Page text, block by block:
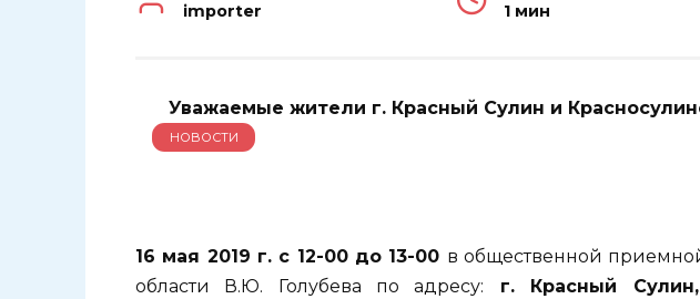
importer 1 мин
Уважаемые жители г. Красный Сулин и
НОВОСТИ
16 мая 2019 г. с 12-00 до 13-00 в общественной
области В.Ю. Голубева по адресу: г. Красный